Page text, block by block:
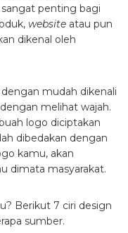
penting bagi
website atau pun
dikenal oleh
mudah dikenali
melihat wajah.
logo diciptakan
dibedakan dengan
kamu, akan
dimata masyarakat.
Berikut 7 ciri design
sumber.